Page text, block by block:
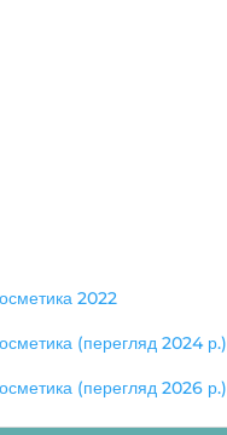
2022
(перегляд 2024 р.)
(перегляд 2026 р.)